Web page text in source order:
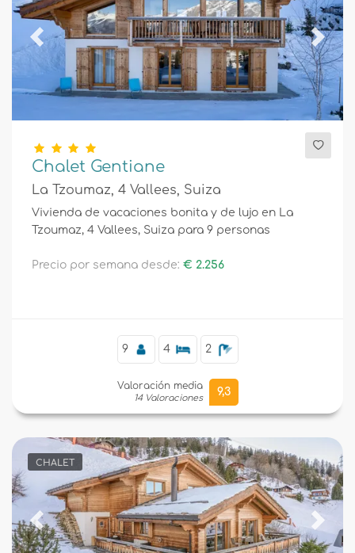
Previous Next
Chalet Gentiane
La Tzoumaz, 4 Vallees, Suiza
Vivienda de vacaciones bonita y de lujo en La
Tzoumaz, 4 Vallees, Suiza para 9 personas
Precio por semana desde: € 2.256
9 4 2
Valoración media
14 Valoraciones
9,3
CHALET
Previous Next